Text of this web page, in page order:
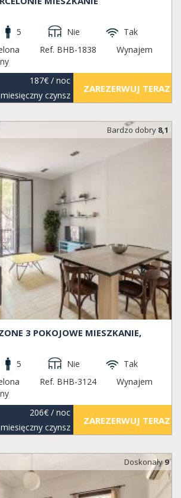
5 Nie
Tak
Ref. BHB-1838
Wynajem
187€/ noc
czynsz
ZAREZERWUJ TERAZ
Bardzo dobry 8,1
3 POKOJOWE MIESZKANIE,
5 Nie
Tak
Ref. BHB-3124
Wynajem
206€/ noc
czynsz
ZAREZERWUJ TERAZ
Doskonały9